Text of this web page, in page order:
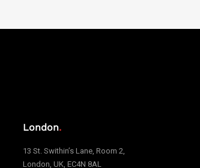
London.
13 St. Swithin’s Lane, Room 2,
London, UK, EC4N 8AL